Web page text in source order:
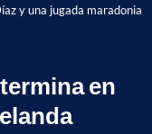
y una jugada
en